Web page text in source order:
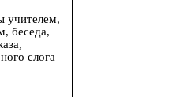
учителем,
беседа,
слога